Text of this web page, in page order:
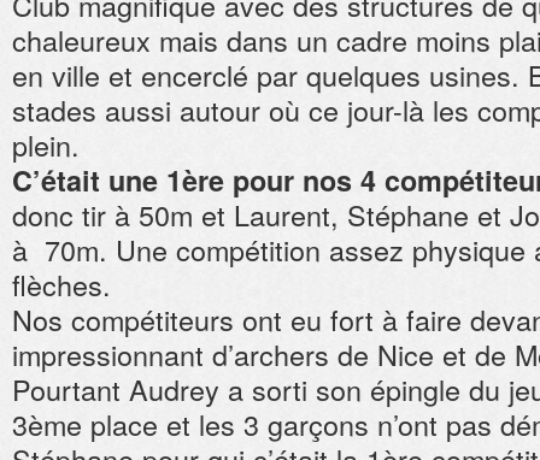
chaleureux mais dans un cadre moins
en ville et encerclé par quelques usines.
stades aussi autour où ce jour-là les
plein.
C’était une 1ère pour nos 4
donc tir à 50m et Laurent, Stéphane et
à 70m. Une compétition assez physique
flèches.
Nos compétiteurs ont eu fort à faire
impressionnant d’archers de Nice et de
Pourtant Audrey a sorti son épingle du
3ème place et les 3 garçons n’ont pas